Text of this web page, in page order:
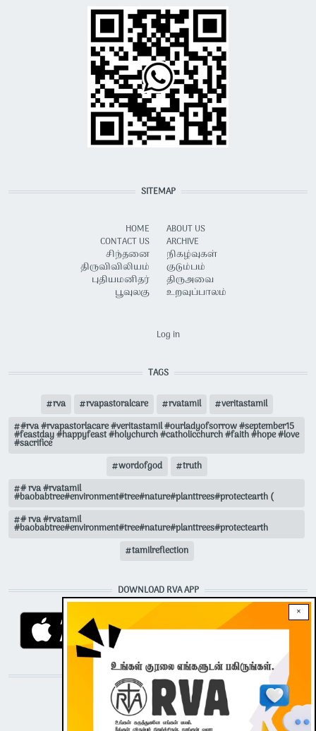
×
SITEMAP
HOME
CONTACT US
சிந்தனை
திருவிவிலியம்
புதியமனிதர்
பூவுலகு
ABOUT US
ARCHIVE
நிகழ்வுகள்
குடும்பம்
திருஅவை
உறவுப்பாலம்
Log in
TAGS
rva rvapastoralcare rvatamil
veritastamil
#rva #rvapastorlacare #veritastamil #ourladyofsorrow #september15
#feastday #happyfeast #holychurch #catholicchurch #faith #hope #love
#sacrifice
wordofgod
truth
# rva #rvatamil
#baobabtree#environment#tree#nature#planttrees#protectearth (
# rva #rvatamil
#baobabtree#environment#tree#nature#planttrees#protectearth
tamilreflection
DOWNLOAD RVA APP
STAY CONNECTED WITH US!